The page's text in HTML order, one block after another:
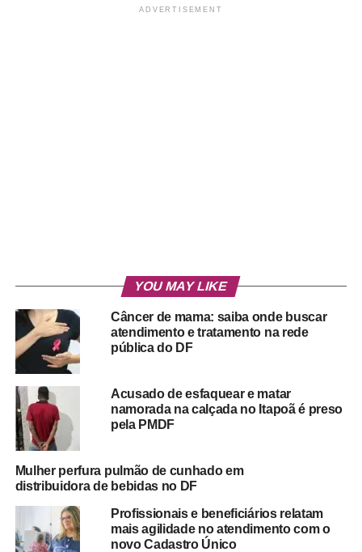
ADVERTISEMENT
YOU MAY LIKE
Câncer de mama: saiba onde buscar
atendimento e tratamento na rede
pública do DF
Acusado de esfaquear e matar
namorada na calçada no Itapoã é preso
pela PMDF
Mulher perfura pulmão de cunhado em
distribuidora de bebidas no DF
Profissionais e beneficiários relatam
mais agilidade no atendimento com o
novo Cadastro Único